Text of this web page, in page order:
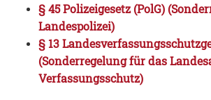
§ 45 Polizeigesetz (PolG)
Landespolizei)
§ 13
(Sonderregelung für das
Verfassungsschutz)